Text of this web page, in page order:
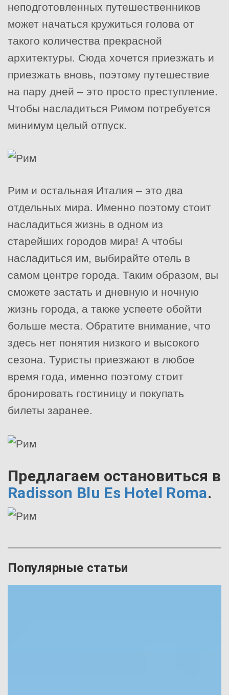
неподготовленных путешественников
может начаться кружиться голова от
такого количества прекрасной
архитектуры. Сюда хочется приезжать и
приезжать вновь, поэтому путешествие
на пару дней – это просто преступление.
Чтобы насладиться Римом потребуется
минимум целый отпуск.
Рим и остальная Италия – это два
отдельных мира. Именно поэтому стоит
насладиться жизнь в одном из
старейших городов мира! А чтобы
насладиться им, выбирайте отель в
самом центре города. Таким образом, вы
сможете застать и дневную и ночную
жизнь города, а также успеете обойти
больше места. Обратите внимание, что
здесь нет понятия низкого и высокого
сезона. Туристы приезжают в любое
время года, именно поэтому стоит
бронировать гостиницу и покупать
билеты заранее.
Предлагаем остановиться в
Radisson Blu Es Hotel Roma.
Популярные статьи